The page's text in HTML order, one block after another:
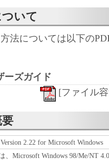
ソフトウェア」に含ま
イセンサーの著作権表
責
ウェア」は、『現状の
連会社、それらの販売
も、「本ソフトウェア
定の目的への適合性の
いて
法については以下の
ーズガイド
[ファイル
2.22 for Microsoft Windows
、Microsoft Windows 98/Me/NT